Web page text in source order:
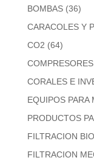
BOMBAS (36)
CARACOLES Y
CO2 (64)
COMPRESORES
CORALES E
EQUIPOS PARA
PRODUCTOS
FILTRACION
FILTRACION